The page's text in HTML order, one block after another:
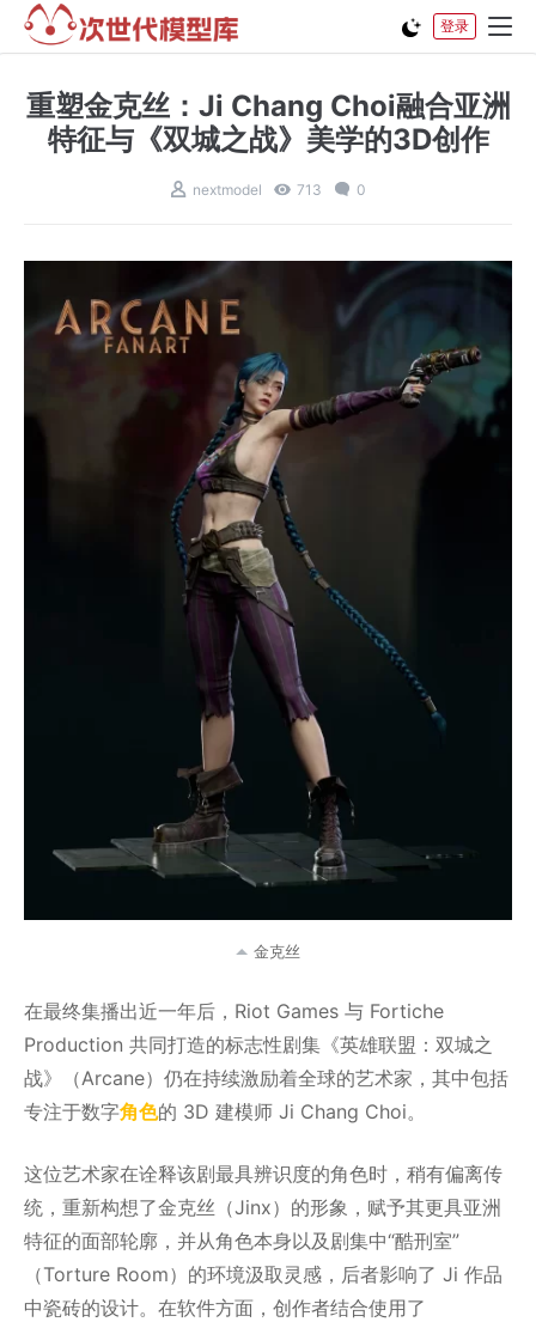
登录
重塑金克丝：Ji Chang Choi融合亚洲
特征与《双城之战》美学的3D创作
nextmodel 713 0
金克丝
在最终集播出近一年后，Riot Games 与 Fortiche
Production 共同打造的标志性剧集《英雄联盟：双城之
战》（Arcane）仍在持续激励着全球的艺术家，其中包括
专注于数字角色的 3D 建模师 Ji Chang Choi。
这位艺术家在诠释该剧最具辨识度的角色时，稍有偏离传
统，重新构想了金克丝（Jinx）的形象，赋予其更具亚洲
特征的面部轮廓，并从角色本身以及剧集中“酷刑室”
（Torture Room）的环境汲取灵感，后者影响了 Ji 作品
中瓷砖的设计。在软件方面，创作者结合使用了